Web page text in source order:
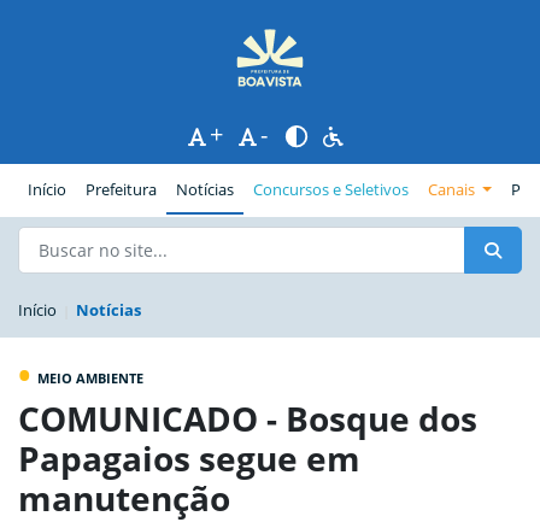
+ -
Início Prefeitura(página atual)
Notícias Concursos e Seletivos Canais
Início Notícias
• MEIO AMBIENTE
COMUNICADO - Bosque dos
Papagaios segue em
manutenção